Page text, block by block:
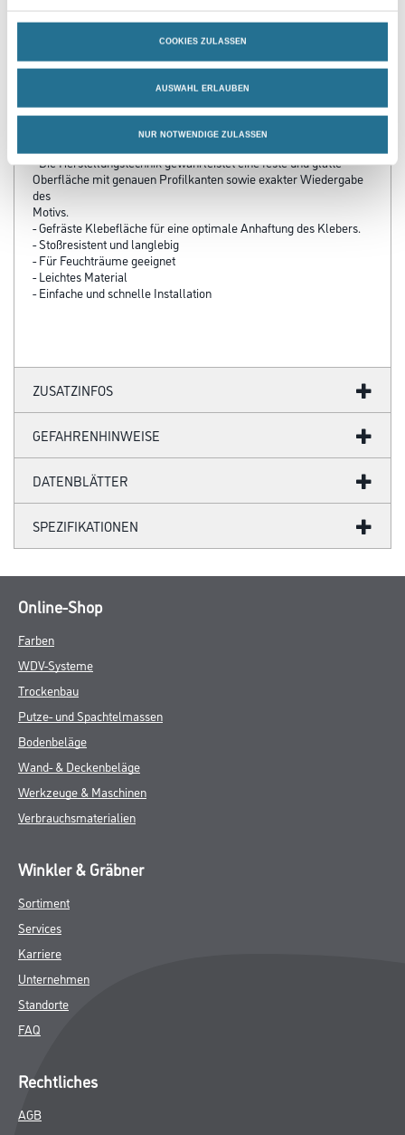
COOKIES ZULASSEN
AUSWAHL ERLAUBEN
NUR NOTWENDIGE ZULASSEN
sehen
sehen
PRODUKTEIGENSCHAFTEN
- Die Herstellungstechnik gewährleistet eine feste und glatte
Oberfläche mit genauen Profilkanten sowie exakter Wiedergabe
des
Motivs.
- Gefräste Klebefläche für eine optimale Anhaftung des Klebers.
- Stoßresistent und langlebig
- Für Feuchträume geeignet
- Leichtes Material
- Einfache und schnelle Installation
ZUSATZINFOS
GEFAHRENHINWEISE
DATENBLÄTTER
SPEZIFIKATIONEN
Online-Shop
Farben
WDV-Systeme
Trockenbau
Putze- und Spachtelmassen
Bodenbeläge
Wand- & Deckenbeläge
Werkzeuge & Maschinen
Verbrauchsmaterialien
Winkler & Gräbner
Sortiment
Services
Karriere
Unternehmen
Standorte
FAQ
Rechtliches
AGB